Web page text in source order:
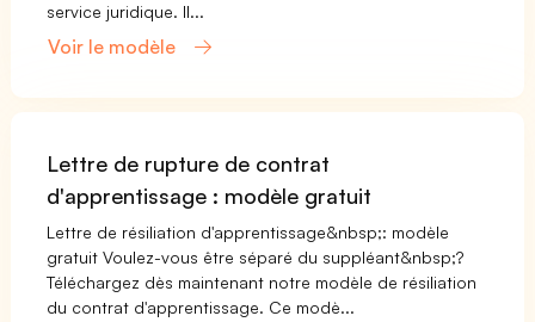
service juridique. Il...
Voir le modèle
Lettre de rupture de contrat
d'apprentissage : modèle gratuit
Lettre de résiliation d'apprentissage&nbsp;: modèle
gratuit Voulez-vous être séparé du suppléant&nbsp;?
Téléchargez dès maintenant notre modèle de résiliation
du contrat d'apprentissage. Ce modè...